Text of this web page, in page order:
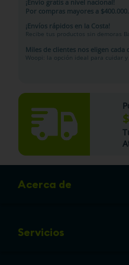
¡Envío gratis a nivel nacional!
Por compras mayores a $400.000.
¡Envíos rápidos en la Costa!
Recibe tus productos sin demoras
Miles de clientes nos eligen cada
Woopi: la opción ideal para cuidar
Acerca de
Club de Puntos
Servicios